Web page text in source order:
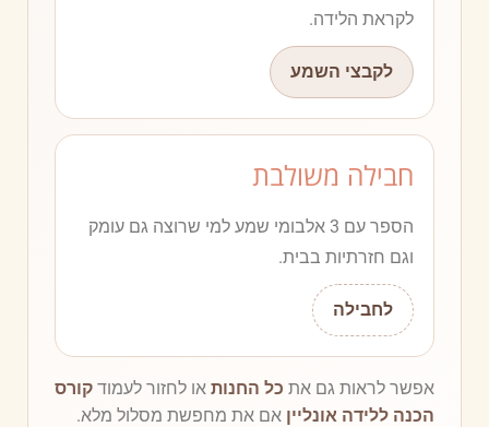
לקראת הלידה.
לקבצי השמע
חבילה משולבת
הספר עם 3 אלבומי שמע למי שרוצה גם עומק
וגם חזרתיות בבית.
לחבילה
אפשר לראות גם את כל החנות או לחזור לעמוד קורס
הכנה ללידה אונליין אם את מחפשת מסלול מלא.